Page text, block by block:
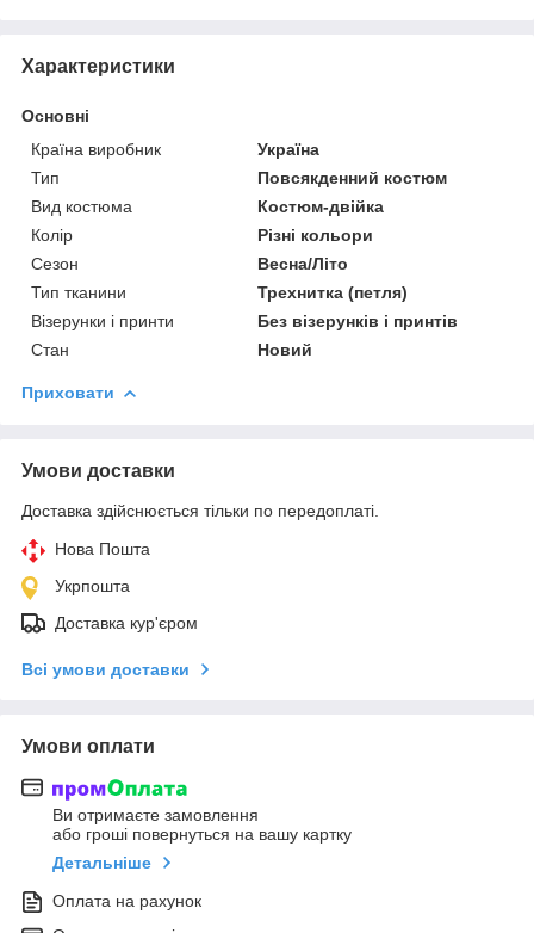
Характеристики
Основні
Країна виробник
Україна
Тип
Повсякденний костюм
Вид костюма
Костюм-двійка
Колір
Різні кольори
Сезон
Весна/Літо
Тип тканини
Трехнитка (петля)
Візерунки і принти
Без візерунків і принтів
Стан
Новий
Приховати
Умови доставки
Доставка здійснюється тільки по передоплаті.
Нова Пошта
Укрпошта
Доставка кур'єром
Всі умови доставки
Умови оплати
Ви отримаєте замовлення
або гроші повернуться на вашу картку
Детальніше
Оплата на рахунок